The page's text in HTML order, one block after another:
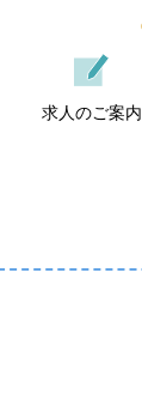
求人のご案内